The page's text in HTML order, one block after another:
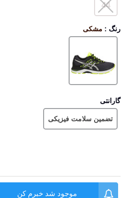
44
رنگ : مشکی
گارانتی
تضمین سلامت فیزیکی
موجود شد خبرم کن